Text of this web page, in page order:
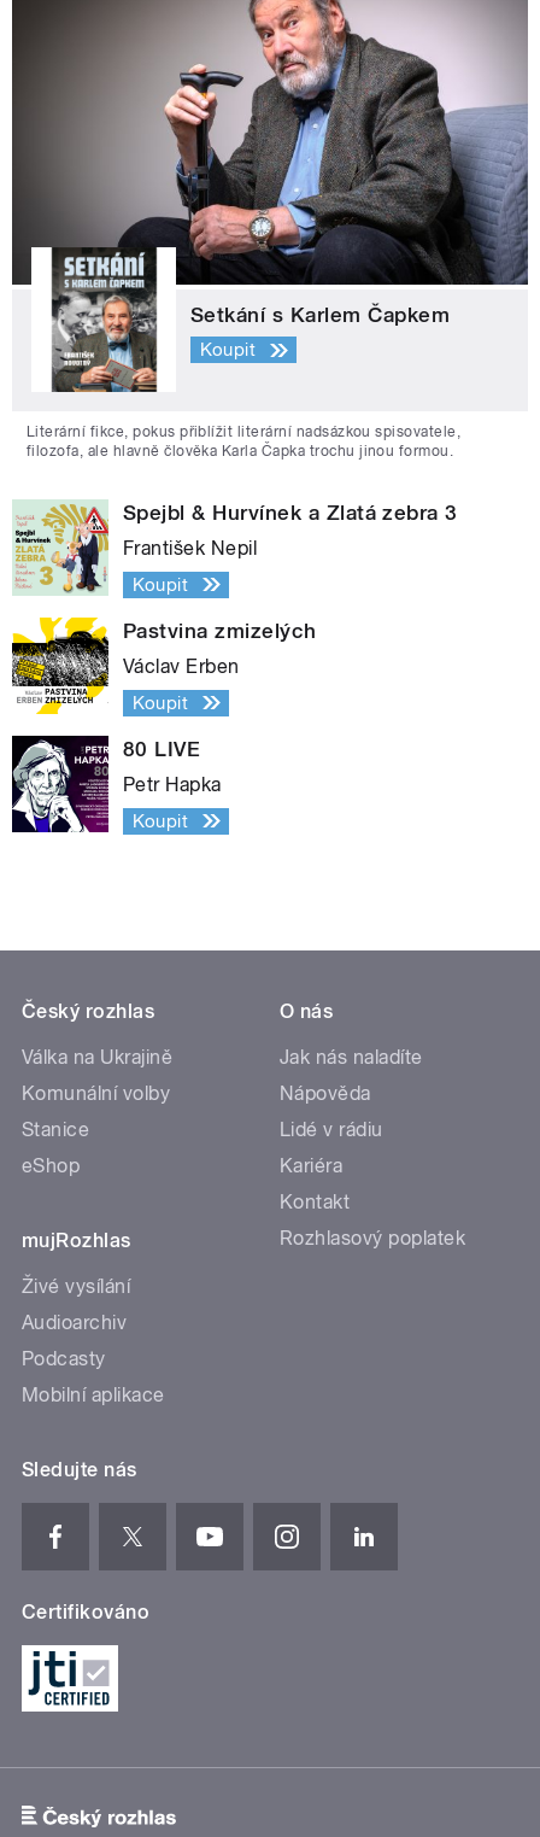
Setkání s Karlem Čapkem
Koupit
Literární fikce, pokus přiblížit literární nadsázkou spisovatele,
filozofa, ale hlavně člověka Karla Čapka trochu jinou formou.
Spejbl & Hurvínek a Zlatá zebra 3
František Nepil
Koupit
Pastvina zmizelých
Václav Erben
Koupit
80 LIVE
Petr Hapka
Koupit
Český rozhlas
Válka na Ukrajině
Komunální volby
Stanice
eShop
mujRozhlas
Živé vysílání
Audioarchiv
Podcasty
Mobilní aplikace
O nás
Jak nás naladíte
Nápověda
Lidé v rádiu
Kariéra
Kontakt
Rozhlasový poplatek
Sledujte nás
Certifikováno